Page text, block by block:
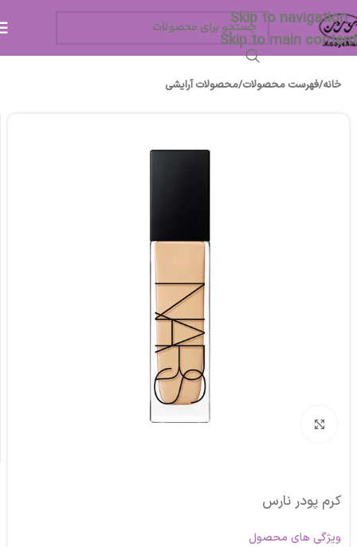
Skip to navigation
Skip to main content
خانه/فهرست محصولات/محصولات آرایشی
برای بزرگنمایی کلیک کنید
کرم پودر نارس
ویژگی های محصول